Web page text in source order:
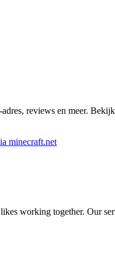
reviews en meer.
minecraft.net
working together. Our